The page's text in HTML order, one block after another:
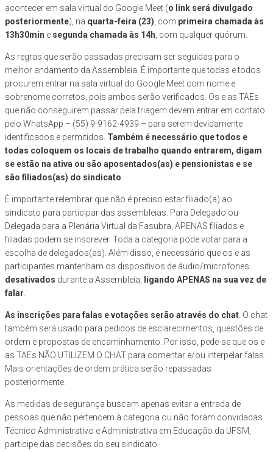
acontecer em sala virtual do Google Meet (o link será divulgado
posteriormente), na quarta-feira (23) , com primeira chamada às
13h30min e segunda chamada às 14h , com qualquer quórum.
As regras que serão passadas precisam ser seguidas para o
melhor andamento da Assembleia. É importante que todas e todos
procurem entrar na sala virtual do Google Meet com nome e
sobrenome corretos, pois ambos serão verificados. Os e as TAEs
que não conseguirem passar pela triagem devem entrar em contato
pelo WhatsApp – (55) 9-9162-4939 – para serem devidamente
identificados e permitidos. Também é necessário que todos e
todas coloquem os locais de trabalho quando entrarem, digam
se estão na ativa ou são aposentados(as) e pensionistas e se
são filiados(as) do sindicato
É importante relembrar que não é preciso estar filiado(a) ao
sindicato para participar das assembleias. Para Delegado ou
Delegada para a Plenária Virtual da Fasubra, APENAS filiados e
filiadas podem se inscrever. Toda a categoria pode votar para a
escolha de delegados(as). Além disso, é necessário que os e as
participantes mantenham os dispositivos de áudio/microfones
desativados durante a Assembleia,
ligando APENAS na sua vez de
falar
As inscrições para falas e votações serão através do chat . O chat
também será usado para pedidos de esclarecimentos, questões de
ordem e propostas de encaminhamento. Por isso, pede-se que os e
as TAEs NÃO UTILIZEM O CHAT para comentar e/ou interpelar falas.
Mais orientações de ordem prática serão repassadas
posteriormente.
As medidas de segurança buscam apenas evitar a entrada de
pessoas que não pertencem à categoria ou não foram convidadas.
Técnico Administrativo e Administrativa em Educação da UFSM,
participe das decisões do seu sindicato.